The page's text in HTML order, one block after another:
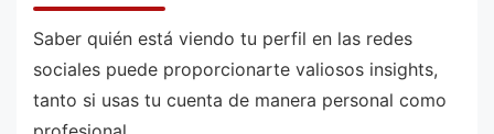
Saber quién está viendo tu perfil en las redes
sociales puede proporcionarte valiosos insights,
tanto si usas tu cuenta de manera personal como